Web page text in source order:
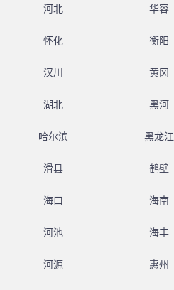
河北 华容
怀化 衡阳
汉川 黄冈
湖北 黑河
哈尔滨 黑龙江
滑县 鹤壁
海口 海南
河池 海丰
河源 惠州